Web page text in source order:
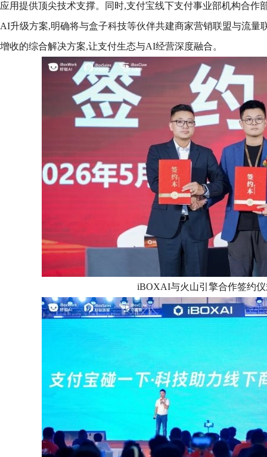
应用提供顶尖技术支撑。同时,支付宝线下支付事业部机构合作
AI升级方案,明确将与盒子科技等伙伴共建商家营销联盟与流量
增收的综合解决方案,让支付生态与AI经营深度融合。
iBOXAI与火山引擎合作签约